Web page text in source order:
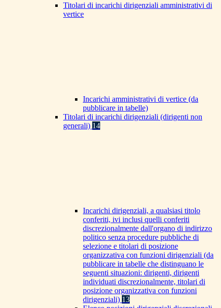
Titolari di incarichi dirigenziali amministrativi di
vertice
Incarichi amministrativi di vertice (da
pubblicare in tabelle)
Titolari di incarichi dirigenziali (dirigenti non
generali) 14
Incarichi dirigenziali, a qualsiasi titolo
conferiti, ivi inclusi quelli conferiti
discrezionalmente dall'organo di indirizzo
politico senza procedure pubbliche di
selezione e titolari di posizione
organizzativa con funzioni dirigenziali (da
pubblicare in tabelle che distinguano le
seguenti situazioni: dirigenti, dirigenti
individuati discrezionalmente, titolari di
posizione organizzativa con funzioni
dirigenziali) 13